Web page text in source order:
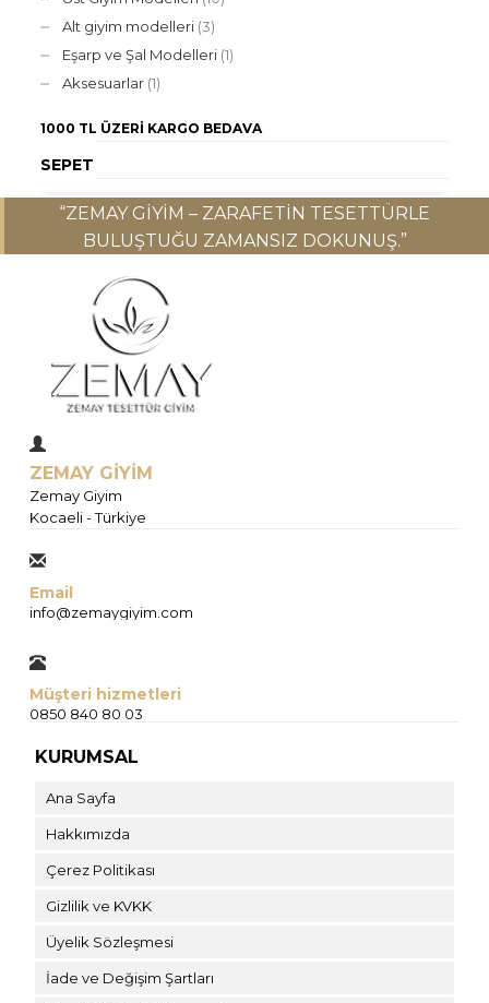
Alt giyim modelleri (3)
Eşarp ve Şal Modelleri (1)
Aksesuarlar (1)
1000 TL ÜZERI KARGO BEDAVA
SEPET
“ZEMAY GIYIM – ZARAFETIN TESETTÜRLE
BULUŞTUĞU ZAMANSIZ DOKUNUŞ.”
ZEMAY GİYİM
Zemay Giyim
Kocaeli - Türkiye
Email
info@zemaygiyim.com
Müşteri hizmetleri
0850 840 80 03
KURUMSAL
Ana Sayfa
Hakkımızda
Çerez Politikası
Gizlilik ve KVKK
Üyelik Sözleşmesi
İade ve Değişim Şartları